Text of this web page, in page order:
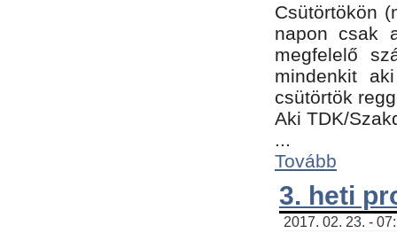
Csütörtökön
napon csak
megfelelő
mindenkit
csütörtök
Aki TDK/
...
Tovább
3. heti
2017. 02. 23. -